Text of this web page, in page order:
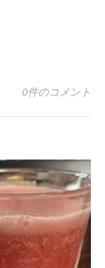
0件のコメント